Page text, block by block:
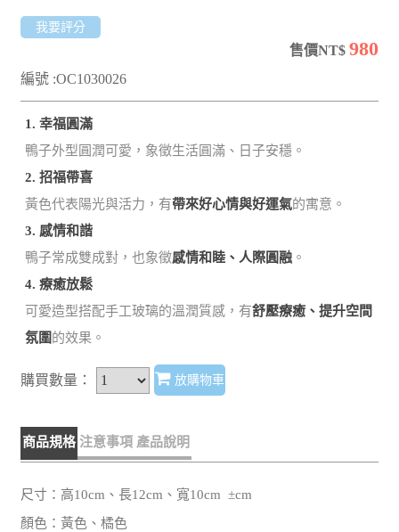
我要評分
售價NT$ 980
編號 :OC1030026
1. 幸福圓滿
鴨子外型圓潤可愛，象徵生活圓滿、日子安穩。
2. 招福帶喜
黃色代表陽光與活力，有帶來好心情與好運氣的寓意。
3. 感情和諧
鴨子常成雙成對，也象徵感情和睦、人際圓融 。
4. 療癒放鬆
可愛造型搭配手工玻璃的溫潤質感，有舒壓療癒、提升空間
氛圍的效果。
購買數量： 放購物車
商品規格 注意事項 產品說明
尺寸：高10cm、長12cm、寬10cm ±cm
顏色：黃色、橘色